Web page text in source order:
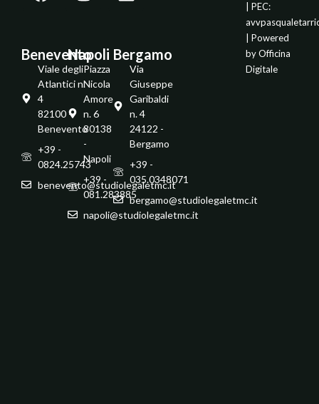
Benevento
Viale degli
Atlantici n.
4
82100 -
Benevento
+39 -
0824.25743
benevento@studiolegaletmc.it
Napoli
Piazza
Nicola
Amore
n. 6
80138
-
Napoli
+39 -
081.283885
napoli@studiolegaletmc.it
Bergamo
Via
Giuseppe
Garibaldi
n. 4
24122 -
Bergamo
+39 -
035.0348071
bergamo@studiolegaletmc.it
| PEC:
| Powered
byOfficina
Digitale